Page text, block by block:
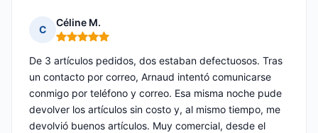
C
Céline M.
Nota: 5 de 5
De 3 artículos pedidos, dos estaban defectuosos. Tras
un contacto por correo, Arnaud intentó comunicarse
conmigo por teléfono y correo. Esa misma noche pude
devolver los artículos sin costo y, al mismo tiempo, me
devolvió buenos artículos. Muy comercial, desde el